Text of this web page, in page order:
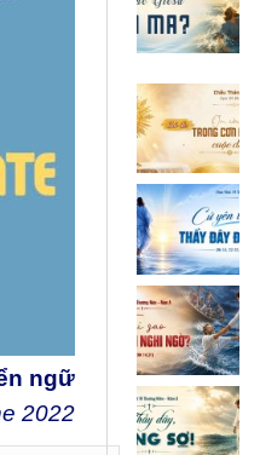
ngữ
2022